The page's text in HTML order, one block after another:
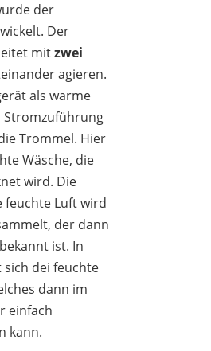
der
Der
mitzwei
agieren.
als warme
Stromzuführung
Trommel. Hier
Wäsche, die
wird. Die
feuchte Luft wird
der dann
ist. In
sich dei feuchte
dann im
einfach
kann.